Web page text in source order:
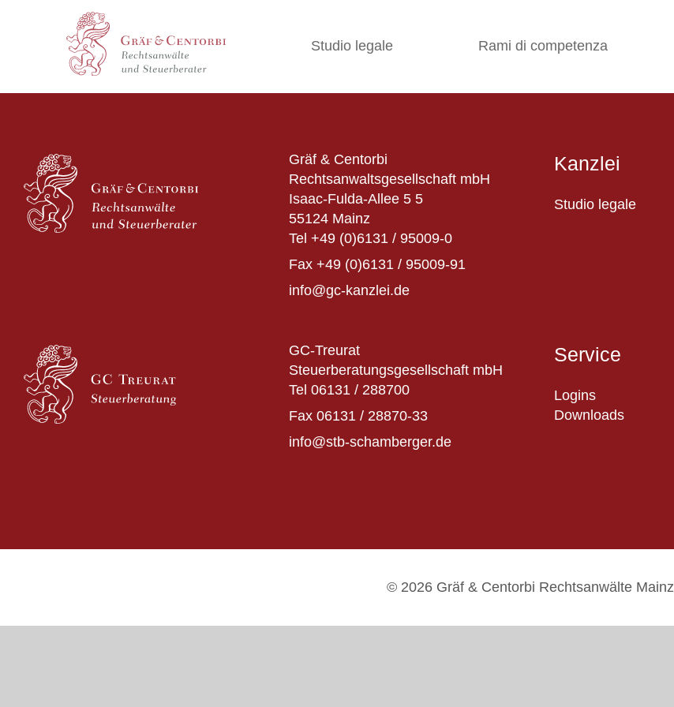
Studio legale Rami di competenza
Gräf & Centorbi
Rechtsanwaltsgesellschaft mbH
Isaac-Fulda-Allee 5 5
55124 Mainz
Tel +49 (0)6131 / 95009-0
Fax +49 (0)6131 / 95009-91
info@gc-kanzlei.de
Kanzlei
Studio legale
GC-Treurat
Steuerberatungsgesellschaft mbH
Tel 06131 / 288700
Fax 06131 / 28870-33
info@stb-schamberger.de
Service
Logins
Downloads
© 2026 Gräf & Centorbi Rechtsanwälte Mainz